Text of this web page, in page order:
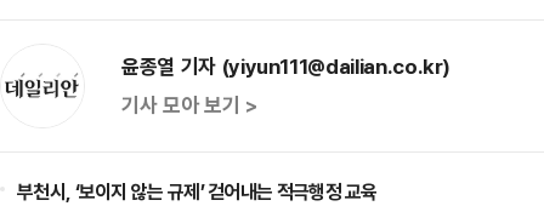
윤종열 기자 (yiyun111@dailian.co.kr)
기사 모아 보기 >
부천시, ‘보이지 않는 규제’ 걷어내는 적극행정 교육